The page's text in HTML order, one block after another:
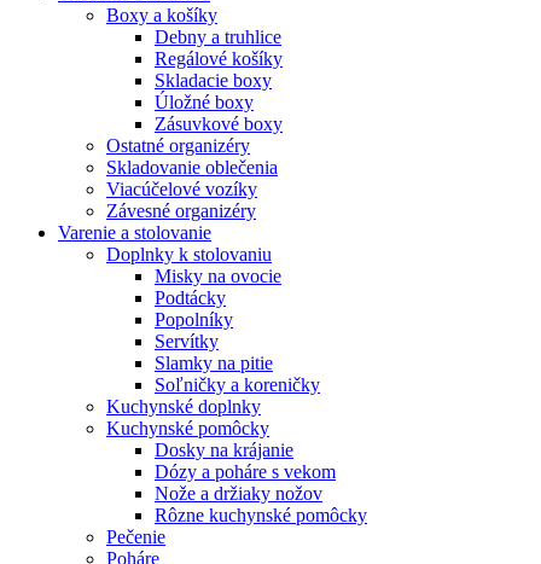
Boxy a košíky
Debny a truhlice
Regálové košíky
Skladacie boxy
Úložné boxy
Zásuvkové boxy
Ostatné organizéry
Skladovanie oblečenia
Viacúčelové vozíky
Závesné organizéry
Varenie a stolovanie
Doplnky k stolovaniu
Misky na ovocie
Podtácky
Popolníky
Servítky
Slamky na pitie
Soľničky a koreničky
Kuchynské doplnky
Kuchynské pomôcky
Dosky na krájanie
Dózy a poháre s vekom
Nože a držiaky nožov
Rôzne kuchynské pomôcky
Pečenie
Poháre